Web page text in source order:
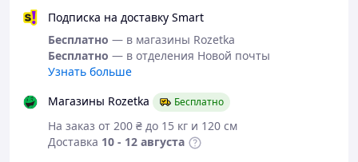
Подписка на доставку Smart
Бесплатно — в магазины Rozetka
Бесплатно — в отделения Новой почты
Узнать больше
Магазины Rozetka
Бесплатно
На заказ от 200 ₴ до 15 кг и 120 см
Доставка 10 - 12 августа